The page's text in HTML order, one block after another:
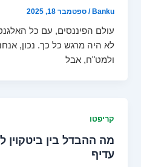
Banku
/ספטמבר 18, 2025
עולם הפיננסים, עם כל
לא היה מרגש כל כך. נכון,
ולמט"ח, אבל
קריפטו
מה ההבדל בין ביטקוין
עדיף